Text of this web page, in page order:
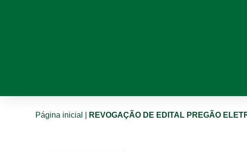
Página inicial REVOGAÇÃO DE EDITAL PREGÃO